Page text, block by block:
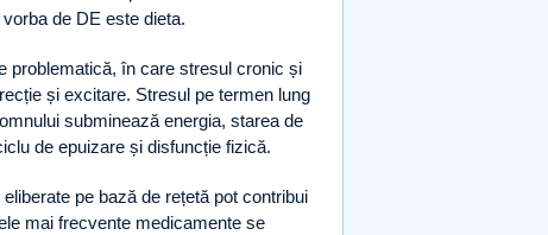
de DE este dieta.
problematică, în care stresul cronic și
și excitare. Stresul pe termen lung
subminează energia, starea de
de epuizare și disfuncție fizică.
pe bază de rețetă pot contribui
mai frecvente medicamente se